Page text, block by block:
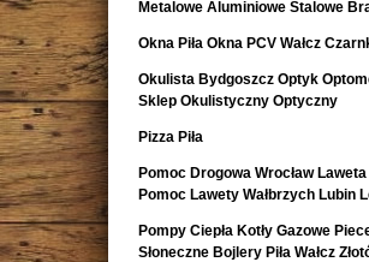
Metalowe Aluminiowe Stalowe
Okna Piła Okna PCV Wałcz
Okulista Bydgoszcz Optyk
Sklep Okulistyczny Optyczny
Pizza Piła
Pomoc Drogowa Wrocław
Pomoc Lawety Wałbrzych Lubin
Pompy Ciepła Kotły Gazowe
Słoneczne Bojlery Piła Wałcz